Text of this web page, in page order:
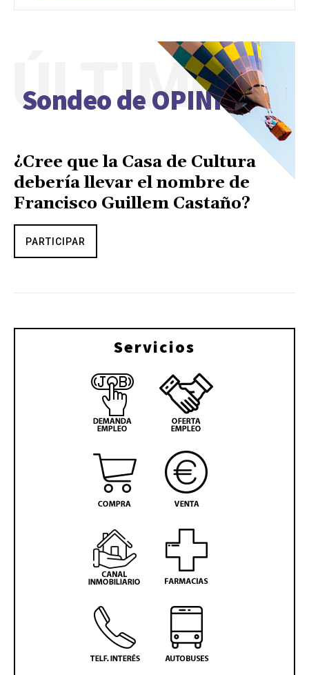
Sondeo de OPINIÓN
ÚLTIMO
¿Cree que la Casa de Cultura
debería llevar el nombre de
Francisco Guillem Castaño?
PARTICIPAR
Servicios